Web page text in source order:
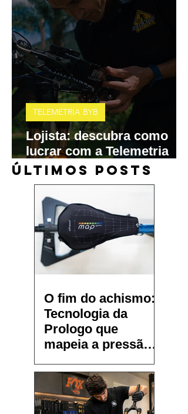
Lojista: descubra como
lucrar com a Telemetria
BYB
TELEMETRIA BYB
​ÚLTIMOS POSTS
O fim do achismo:
Tecnologia da
Prologo que
mapeia a pressão
Brasil